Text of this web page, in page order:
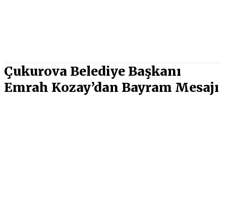
Çukurova Belediye Başkanı
Emrah Kozay’dan Bayram Mesajı